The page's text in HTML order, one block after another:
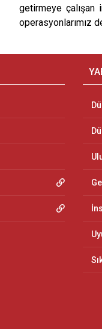
getirmeye çalışan
operasyonlarımız